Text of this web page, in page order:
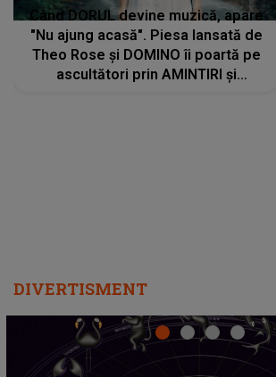
Când DORUL devine muzică, apare
"Nu ajung acasă". Piesa lansată de
Theo Rose și DOMINO îi poartă pe
ascultători prin AMINTIRI și
DIVERTISMENT